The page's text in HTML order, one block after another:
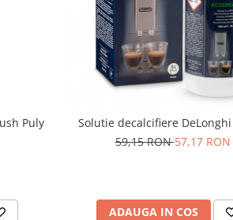
Puly
Solutie decalcifiere
59,15 RON57,17 RON
ADAUGA IN COS